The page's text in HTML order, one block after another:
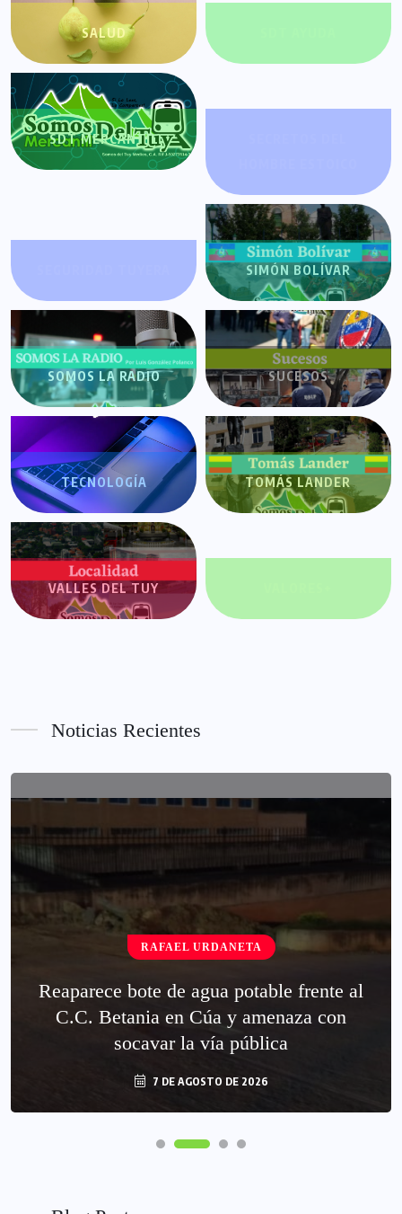
SALUD
SDT MERCANTIL
SIMÓN BOLÍVAR
SOMOS LA RADIO SUCESOS
TECNOLOGÍA TOMÁS LANDER
VALLES DEL TUY
Noticias Recientes
RAFAEL URDANETA
Reaparece bote de agua potable frente al
C.C. Betania en Cúa y amenaza con
socavar la vía pública
7 DE AGOSTO DE 2026